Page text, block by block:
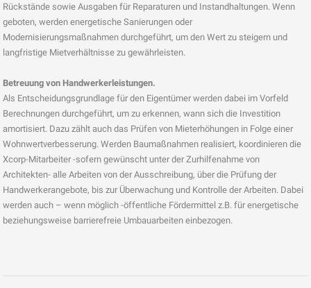
Rückstände sowie Ausgaben für Reparaturen und Instandhaltungen. Wenn
geboten, werden energetische Sanierungen oder
Modernisierungsmaßnahmen durchgeführt, um den Wert zu steigern und
langfristige Mietverhältnisse zu gewährleisten.
Betreuung von Handwerkerleistungen.
Als Entscheidungsgrundlage für den Eigentümer werden dabei im Vorfeld
Berechnungen durchgeführt, um zu erkennen, wann sich die Investition
amortisiert. Dazu zählt auch das Prüfen von Mieterhöhungen in Folge einer
Wohnwertverbesserung. Werden Baumaßnahmen realisiert, koordinieren die
Xcorp-Mitarbeiter -sofern gewünscht unter der Zurhilfenahme von
Architekten- alle Arbeiten von der Ausschreibung, über die Prüfung der
Handwerkerangebote, bis zur Überwachung und Kontrolle der Arbeiten. Dabei
werden auch – wenn möglich -öffentliche Fördermittel z.B. für energetische
beziehungsweise barrierefreie Umbauarbeiten einbezogen.